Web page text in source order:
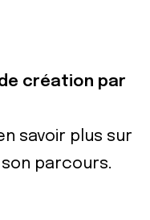
création par
savoir plus sur
parcours.